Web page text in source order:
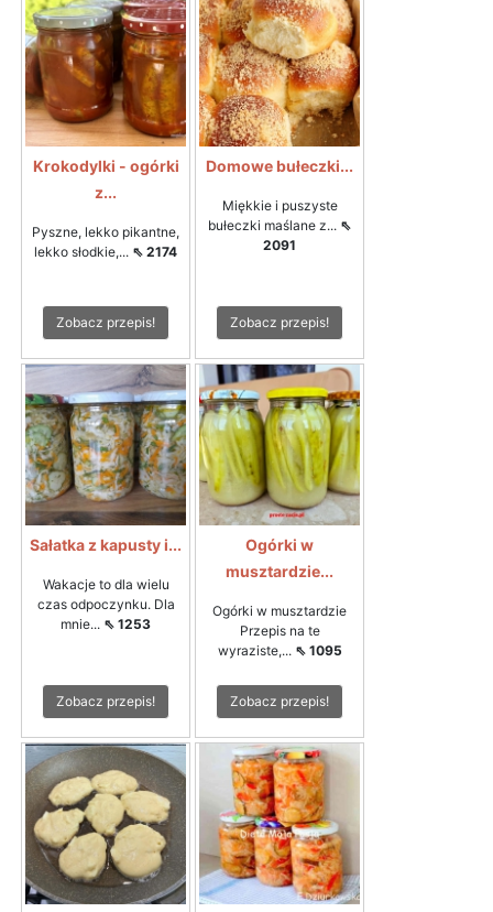
Krokodylki - ogórki
z...
Pyszne, lekko pikantne,
lekko słodkie,... ⇖ 2174
Zobacz przepis!
Domowe bułeczki...
Miękkie i puszyste
bułeczki maślane z... ⇖
2091
Zobacz przepis!
Sałatka z kapusty i...
Wakacje to dla wielu
czas odpoczynku. Dla
mnie... ⇖ 1253
Zobacz przepis!
Ogórki w
musztardzie...
Ogórki w musztardzie
Przepis na te
wyraziste,... ⇖ 1095
Zobacz przepis!